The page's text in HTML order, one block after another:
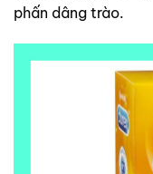
phấn dâng trào.